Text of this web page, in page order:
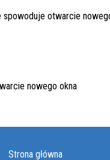
Strona główna